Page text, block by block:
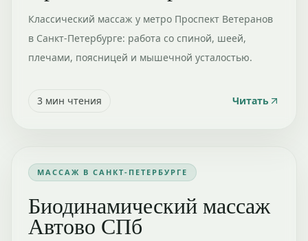
Классический массаж у метро Проспект Ветеранов
в Санкт-Петербурге: работа со спиной, шеей,
плечами, поясницей и мышечной усталостью.
3 мин чтения Читать
МАССАЖ В САНКТ-ПЕТЕРБУРГЕ
Биодинамический массаж
Автово СПб